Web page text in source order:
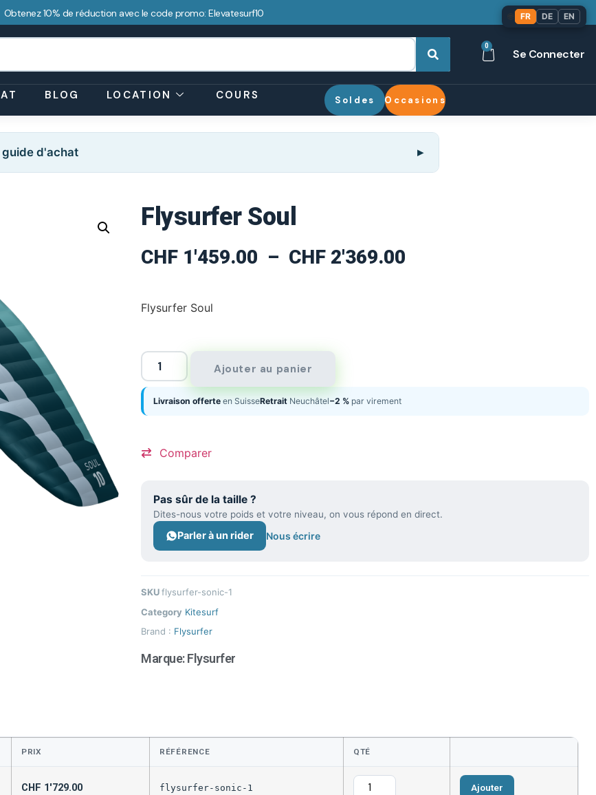
Obtenez 10% de réduction avec le code promo: Elevatesurf10
0
Se Connecter
BLOG LOCATION
COURS
Soldes Occasions
d'achat
Flysurfer Soul
CHF 1'459.00 – CHF 2'369.00
Flysurfer Soul
Ajouter au panier
Livraison offerte en SuisseRetrait Neuchâtel−2 % par virement
Comparer
Pas sûr de la taille ?
Dites-nous votre poids et votre niveau, on vous répond en direct.
Parler à un rider Nous écrire
SKUflysurfer-sonic-1
Category Kitesurf
Brand : Flysurfer
Marque:Flysurfer
PRIX RÉFÉRENCE QTÉ
CHF 1'729.00 flysurfer-sonic-1 Ajouter
FR DE EN